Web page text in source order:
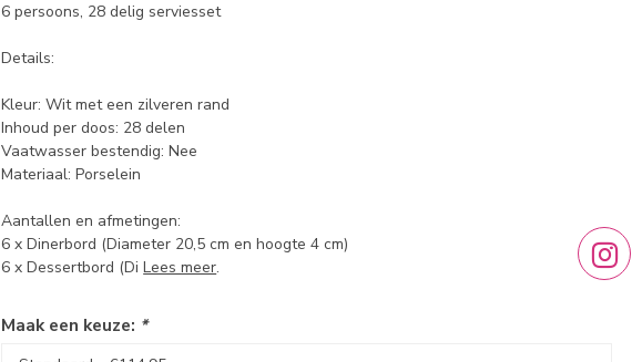
6 persoons, 28 delig serviesset
Details:
Kleur: Wit met een zilveren rand
Inhoud per doos: 28 delen
Vaatwasser bestendig: Nee
Materiaal: Porselein
Aantallen en afmetingen:
6 x Dinerbord (Diameter 20,5 cm en hoogte 4 cm)
6 x Dessertbord (DiLees meer.
Maak een keuze: *